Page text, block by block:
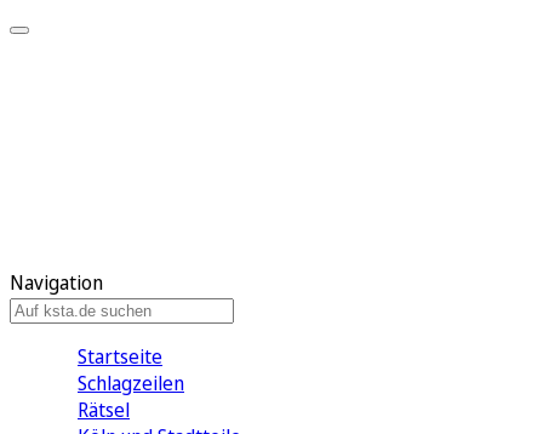
Navigation
Startseite
Schlagzeilen
Rätsel